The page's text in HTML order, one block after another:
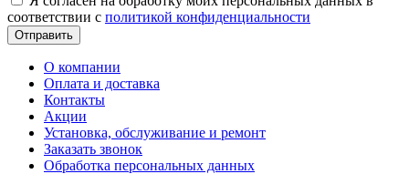
соответствии с политикой конфиденциальности
Отправить
О компании
Оплата и доставка
Контакты
Акции
Установка, обслуживание и ремонт
Заказать звонок
Обработка персональных данных